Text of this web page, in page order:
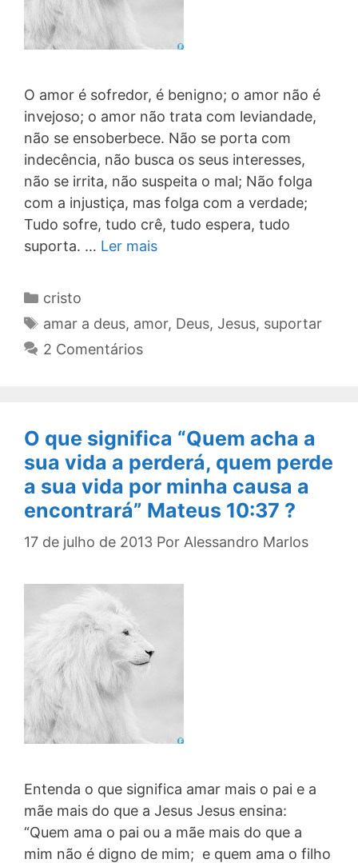
O amor é sofredor, é benigno; o amor não é
invejoso; o amor não trata com leviandade,
não se ensoberbece. Não se porta com
indecência, não busca os seus interesses,
não se irrita, não suspeita o mal; Não folga
com a injustiça, mas folga com a verdade;
Tudo sofre, tudo crê, tudo espera, tudo
suporta. … Ler mais
Categorias
cristo
Tags
amar a deus, amor, Deus, Jesus, suportar
2 Comentários
O que significa “Quem acha a
sua vida a perderá, quem perde
a sua vida por minha causa a
encontrará” Mateus 10:37 ?
17 de julho de 2013 Por Alessandro Marlos
Entenda o que significa amar mais o pai e a
mãe mais do que a Jesus Jesus ensina:
“Quem ama o pai ou a mãe mais do que a
mim não é digno de mim; e quem ama o filho